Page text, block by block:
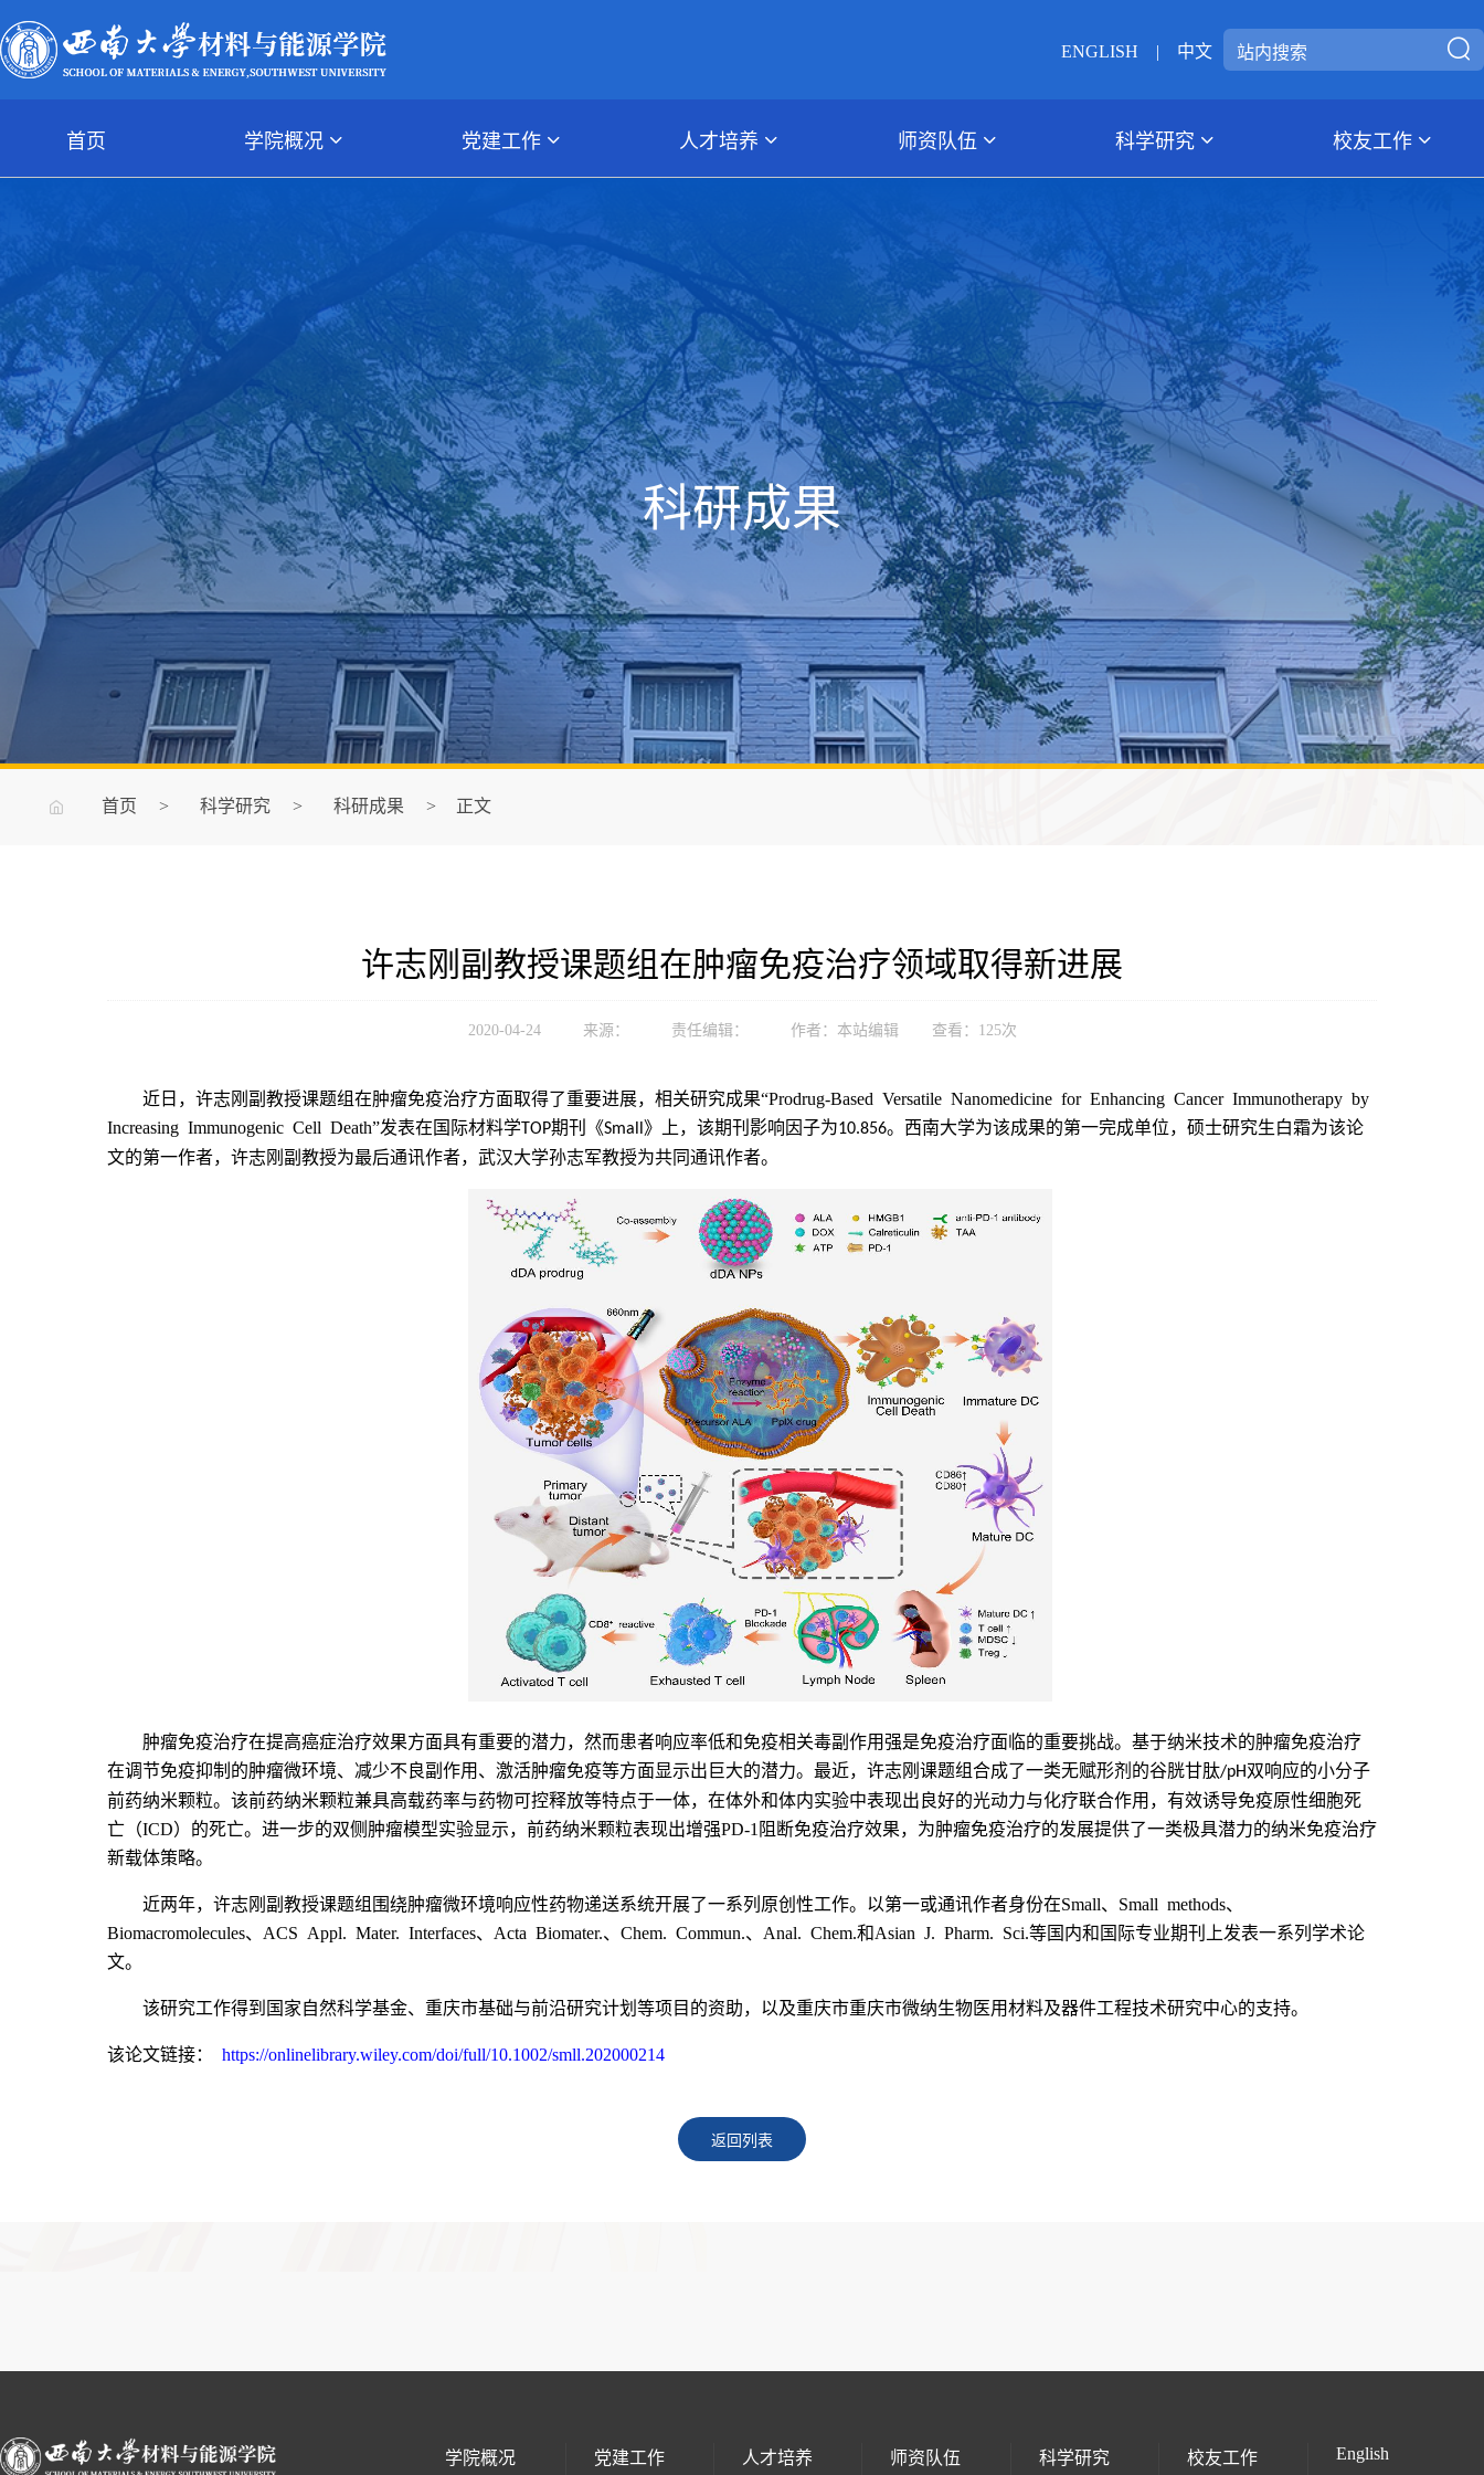
ENGLISH | 中文
首页 学院概况 党建工作 人才培养 师资队伍 科学研究 校友工作
科研成果
首页 > 科学研究 > 科研成果 > 正文
许志刚副教授课题组在肿瘤免疫治疗领域取得新进展
2020-04-24 来源： 责任编辑： 作者：本站编辑 查看： 125次
近日，许志刚副教授课题组在肿瘤免疫治疗方面取得了重要进展，相关研究成果“Prodrug-Based Versatile Nanomedicine for Enhancing Cancer Immunotherapy by
Increasing Immunogenic Cell Death”发表在国际材料学TOP期刊《Small 》上，该期刊影响因子为10.856。西南大学为该成果的第一完成单位，硕士研究生白霜为该论
文的第一作者，许志刚副教授为最后通讯作者，武汉大学孙志军教授为共同通讯作者。
肿瘤免疫治疗在提高癌症治疗效果方面具有重要的潜力，然而患者响应率低和免疫相关毒副作用强是免疫治疗面临的重要挑战。基于纳米技术的肿瘤免疫治疗
在调节免疫抑制的肿瘤微环境、减少不良副作用、激活肿瘤免疫等方面显示出巨大的潜力。最近，许志刚课题组合成了一类无赋形剂的谷胱甘肽/pH双响应的小分子
前药纳米颗粒。该前药纳米颗粒兼具高载药率与药物可控释放等特点于一体，在体外和体内实验中表现出良好的光动力与化疗联合作用，有效诱导免疫原性细胞死
亡（ICD）的死亡。进一步的双侧肿瘤模型实验显示，前药纳米颗粒表现出增强PD-1 阻断免疫治疗效果，为肿瘤免疫治疗的发展提供了一类极具潜力的纳米免疫治疗
新载体策略。
近两年，许志刚副教授课题组围绕肿瘤微环境响应性药物递送系统开展了一系列原创性工作。以第一或通讯作者身份在Small、 Small methods、
Biomacromolecules、 ACS Appl. Mater. Interfaces、 Acta Biomater.、 Chem. Commun. 、 Anal. Chem. 和 Asian J. Pharm. Sci. 等国内和国际专业期刊上发表一系列学术论
文。
该研究工作得到国家自然科学基金、重庆市基础与前沿研究计划等项目的资助，以及重庆市重庆市微纳生物医用材料及器件工程技术研究中心的支持。
该论文链接： https://onlinelibrary.wiley.com/doi/full/10.1002/smll.202000214
返回列表
学院概况 党建工作 人才培养 师资队伍 科学研究 校友工作 English